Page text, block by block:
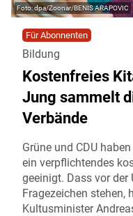
dpa/Zoonar/BENIS ARAPOVIC
Für Abonnenten
Bildung
Kostenfreies
Jung sammelt
Verbände
Grüne und CDU
ein verpflichtendes
geeinigt. Dass vor
Fragezeichen
Kultusminister